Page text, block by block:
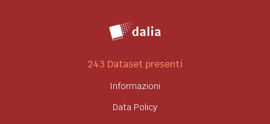
243 Dataset presenti
Informazioni
Data Policy